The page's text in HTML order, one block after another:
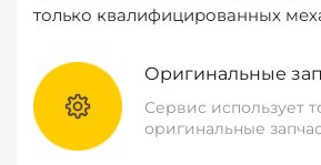
только квалифицированных
Оригинальные
Сервис использует
оригинальные